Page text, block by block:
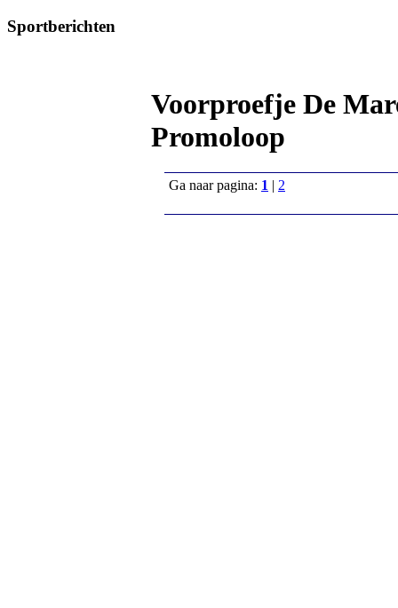
Sportberichten
Voorproefje De
Promoloop
Ga naar pagina: 1 | 2